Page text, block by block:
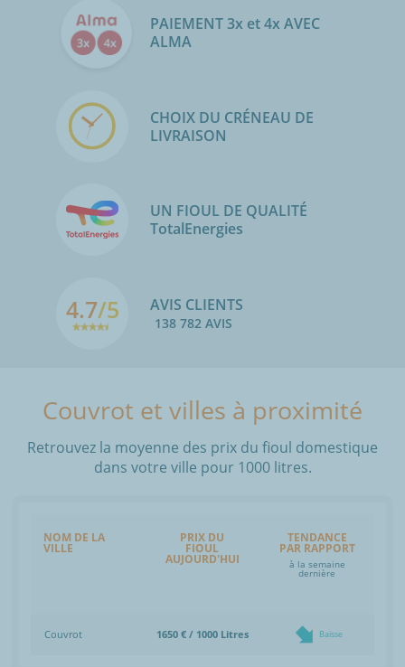
PAIEMENT 3x et 4x AVEC
ALMA
CHOIX DU CRÉNEAU DE
LIVRAISON
UN FIOUL DE QUALITÉ
TotalEnergies
4.7/5 AVIS CLIENTS
138 782 AVIS
Couvrot et villes à proximité
Retrouvez la moyenne des prix du fioul domestique
dans votre ville pour 1000 litres.
NOM DE LA
VILLE
PRIX DU
FIOUL
AUJOURD'HUI
TENDANCE
PAR RAPPORT
à la semaine
dernière
Couvrot 1650 € / 1000 Litres Baisse